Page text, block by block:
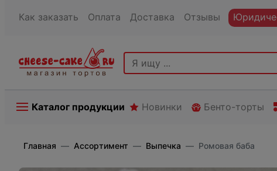
Как заказать Оплата Доставка Отзывы
Каталог продукции Новинки Бенто-торты
Главная Ассортимент Выпечка Ромовая баба